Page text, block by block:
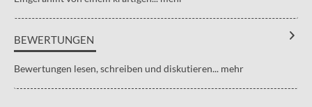
BEWERTUNGEN
Bewertungen lesen, schreiben und diskutieren... mehr